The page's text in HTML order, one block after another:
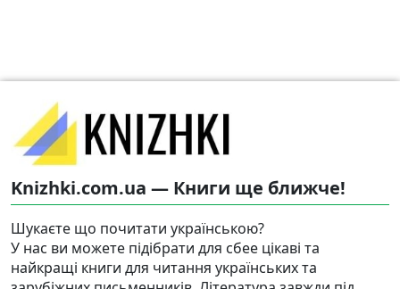
Knizhki.com.ua — Книги ще ближче!
Шукаєте що почитати українською?
У нас ви можете підібрати для сбее цікаві та
найкращі книги для читання українських та